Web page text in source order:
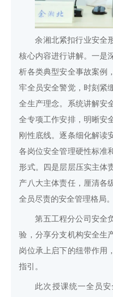
余湘北紧扣行业安全
核心内容进行讲解。一是
析各类典型安全事故案例
牢全员安全警觉，时刻紧
全生产理念。系统讲解安
全专项工作安排，明晰安
刚性底线。逐条细化解读
各岗位安全管理硬性标准
形式。四是层层压实主体
产八大主体责任，厘清各
全员尽责的安全管理格局。
第五工程分公司安全
验，分享分支机构安全生
岗位承上启下的纽带作用
指引。
此次授课统一全员